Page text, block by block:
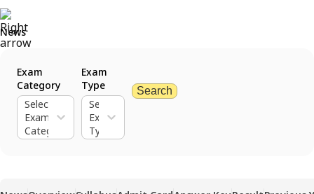
News
Exam
Category
Select
Exam
Category
Exam
Type
Select
Exam
Type
Search